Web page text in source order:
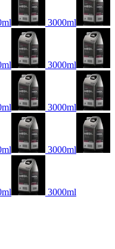
3000ml
3000ml
3000ml
3000ml
3000ml